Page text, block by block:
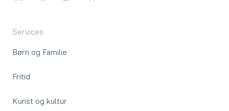
Services
Børn og Familie
Fritid
Kunst og kultur